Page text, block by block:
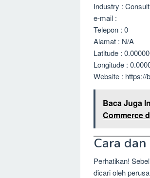
Industry :
e-mail :
Telepon : 0
Alamat : N/A
Latitude :
Longitude :
Website : https://
Baca Juga
Commerce
Cara
Perhatikan!
dicari oleh